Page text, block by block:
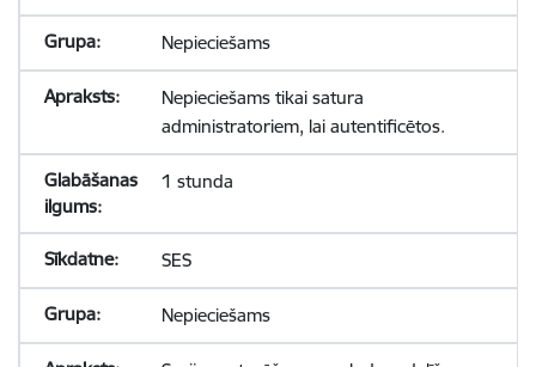
Nepieciešams
Nepieciešams tikai satura
administratoriem, lai autentificētos.
1 stunda
SES
Nepieciešams